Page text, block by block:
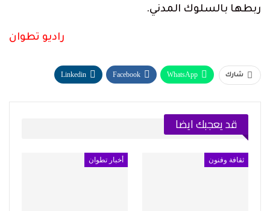
ربطها بالسلوك المدني.
راديو تطوان
شارك WhatsApp
Facebook
Linkedin
قد يعجبك ايضا
ثقافة وفنون أخبار تطوان